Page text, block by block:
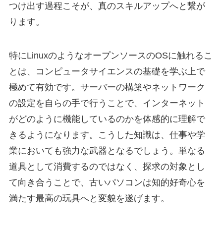
つけ出す過程こそが、真のスキルアップへと繋が
ります。
特にLinuxのようなオープンソースのOSに触れるこ
とは、コンピュータサイエンスの基礎を学ぶ上で
極めて有効です。サーバーの構築やネットワーク
の設定を自らの手で行うことで、インターネット
がどのように機能しているのかを体感的に理解で
きるようになります。こうした知識は、仕事や学
業においても強力な武器となるでしょう。単なる
道具として消費するのではなく、探求の対象とし
て向き合うことで、古いパソコンは知的好奇心を
満たす最高の玩具へと変貌を遂げます。